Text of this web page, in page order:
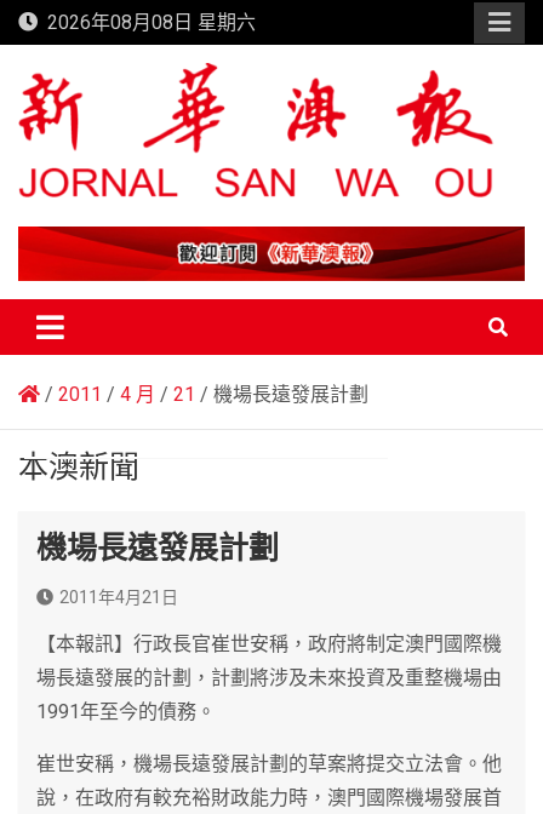
Skip
to
content
2026年08月08日 星期六
新華澳報
2011 4 月 21 機場長遠發展計劃
本澳新聞
機場長遠發展計劃
2011年4月21日
【本報訊】行政長官崔世安稱，政府將制定澳門國際機
場長遠發展的計劃，計劃將涉及未來投資及重整機場由
1991年至今的債務。
崔世安稱，機場長遠發展計劃的草案將提交立法會。他
說，在政府有較充裕財政能力時，澳門國際機場發展首